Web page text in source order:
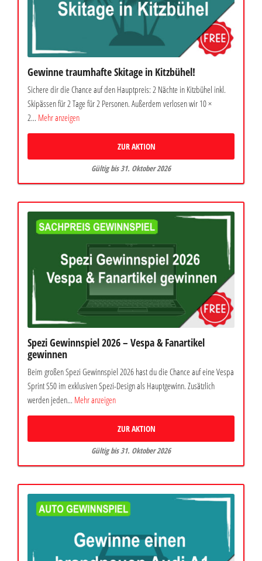
Gewinne traumhafte Skitage in Kitzbühel!
Sichere dir die Chance auf den Hauptpreis: 2 Nächte in Kitzbühel inkl.
Skipässen für 2 Tage für 2 Personen. Außerdem verlosen wir 10 ×
2... Mehr anzeigen
ZUR AKTION
Gültig bis 31. Oktober 2026
Spezi Gewinnspiel 2026 – Vespa & Fanartikel
gewinnen
Beim großen Spezi Gewinnspiel 2026 hast du die Chance auf eine Vespa
Sprint S50 im exklusiven Spezi-Design als Hauptgewinn. Zusätzlich
werden jeden... Mehr anzeigen
ZUR AKTION
Gültig bis 31. Oktober 2026